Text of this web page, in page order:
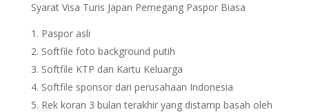
Syarat Visa Turis Japan Pemegang Paspor Biasa
Paspor asli
Softfile foto background putih
Softfile KTP dan Kartu Keluarga
Softfile sponsor dari perusahaan Indonesia
Rek koran 3 bulan terakhir yang distamp basah oleh